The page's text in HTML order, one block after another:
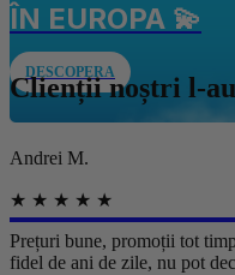
ÎN EUROPA 💫
DESCOPERA
Clienții noștri l-
Andrei M.
★ ★ ★ ★ ★
Prețuri bune, promoții tot
fidel de ani de zile, nu pot